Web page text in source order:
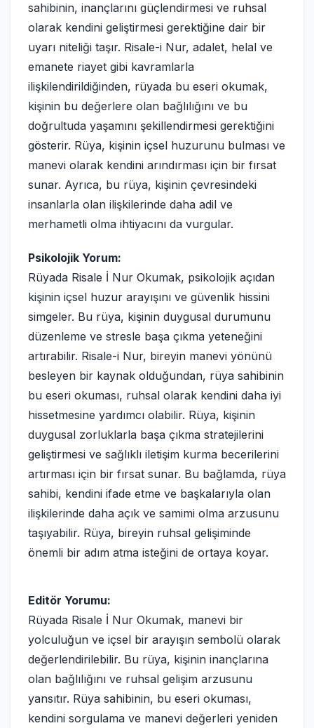
sahibinin, inançlarını güçlendirmesi ve ruhsal
olarak kendini geliştirmesi gerektiğine dair bir
uyarı niteliği taşır. Risale-i Nur, adalet, helal ve
emanete riayet gibi kavramlarla
ilişkilendirildiğinden, rüyada bu eseri okumak,
kişinin bu değerlere olan bağlılığını ve bu
doğrultuda yaşamını şekillendirmesi gerektiğini
gösterir. Rüya, kişinin içsel huzurunu bulması ve
manevi olarak kendini arındırması için bir fırsat
sunar. Ayrıca, bu rüya, kişinin çevresindeki
insanlarla olan ilişkilerinde daha adil ve
merhametli olma ihtiyacını da vurgular.
Psikolojik Yorum:
Rüyada Risale İ Nur Okumak, psikolojik açıdan
kişinin içsel huzur arayışını ve güvenlik hissini
simgeler. Bu rüya, kişinin duygusal durumunu
düzenleme ve stresle başa çıkma yeteneğini
artırabilir. Risale-i Nur, bireyin manevi yönünü
besleyen bir kaynak olduğundan, rüya sahibinin
bu eseri okuması, ruhsal olarak kendini daha iyi
hissetmesine yardımcı olabilir. Rüya, kişinin
duygusal zorluklarla başa çıkma stratejilerini
geliştirmesi ve sağlıklı iletişim kurma becerilerini
artırması için bir fırsat sunar. Bu bağlamda, rüya
sahibi, kendini ifade etme ve başkalarıyla olan
ilişkilerinde daha açık ve samimi olma arzusunu
taşıyabilir. Rüya, bireyin ruhsal gelişiminde
önemli bir adım atma isteğini de ortaya koyar.
Editör Yorumu:
Rüyada Risale İ Nur Okumak, manevi bir
yolculuğun ve içsel bir arayışın sembolü olarak
değerlendirilebilir. Bu rüya, kişinin inançlarına
olan bağlılığını ve ruhsal gelişim arzusunu
yansıtır. Rüya sahibinin, bu eseri okuması,
kendini sorgulama ve manevi değerleri yeniden